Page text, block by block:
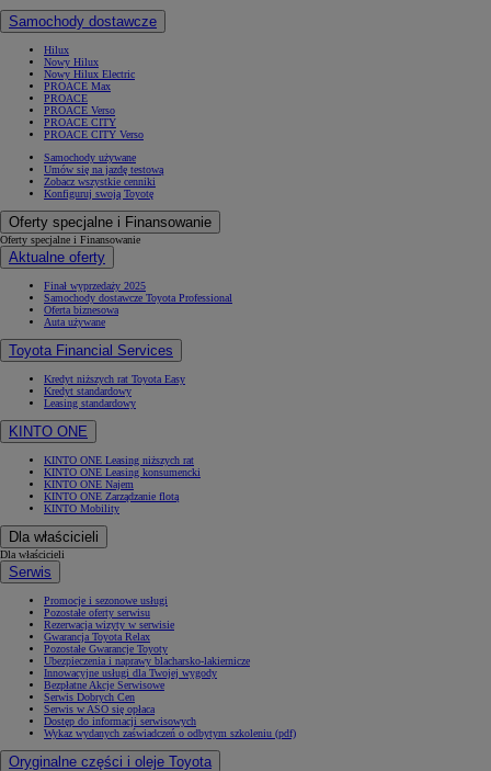
Samochody dostawcze
Hilux
Nowy Hilux
Nowy Hilux Electric
PROACE Max
PROACE
PROACE Verso
PROACE CITY
PROACE CITY Verso
Samochody używane
Umów się na jazdę testową
Zobacz wszystkie cenniki
Konfiguruj swoją Toyotę
Oferty specjalne i Finansowanie
Oferty specjalne i Finansowanie
Aktualne oferty
Finał wyprzedaży 2025
Samochody dostawcze Toyota Professional
Oferta biznesowa
Auta używane
Toyota Financial Services
Kredyt niższych rat Toyota Easy
Kredyt standardowy
Leasing standardowy
KINTO ONE
KINTO ONE Leasing niższych rat
KINTO ONE Leasing konsumencki
KINTO ONE Najem
KINTO ONE Zarządzanie flotą
KINTO Mobility
Dla właścicieli
Dla właścicieli
Serwis
Promocje i sezonowe usługi
Pozostałe oferty serwisu
Rezerwacja wizyty w serwisie
Gwarancja Toyota Relax
Pozostałe Gwarancje Toyoty
Ubezpieczenia i naprawy blacharsko-lakiernicze
Innowacyjne usługi dla Twojej wygody
Bezpłatne Akcje Serwisowe
Serwis Dobrych Cen
Serwis w ASO się opłaca
Dostęp do informacji serwisowych
Wykaz wydanych zaświadczeń o odbytym szkoleniu (pdf)
Oryginalne części i oleje Toyota